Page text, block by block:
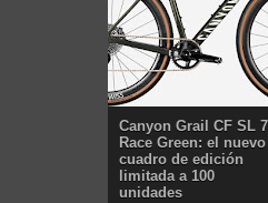
Canyon Grail CF SL 7
Race Green: el nuevo
cuadro de edición
limitada a 100
unidades